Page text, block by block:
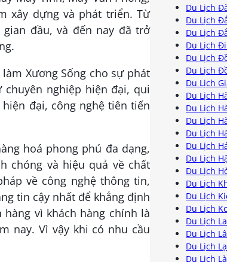
xây dựng và phát triển. Từ
đầu, và đến nay đã trở
Xương Sống cho sự phát
nghiệp hiện đại, qui
đại, công nghệ tiên tiến
hoá phong phú đa dạng,
chóng và hiệu quả về chất
về công nghệ thông tin,
tin cậy nhất để khẳng định
vì khách hàng chính là
nay. Vì vậy khi có nhu cầu
Du Lịch
Du Lịch
Du Lịch
Du Lịch
Du Lịch
Du Lịch
Du Lịch
Du Lịch
Du Lịch
Du Lịch
Du Lịch
Du Lịch
Du Lịch
Du Lịch
Du Lịch
Du Lịch
Du Lịch
Du Lịch
Du Lịch
Du Lịch
Du Lịch